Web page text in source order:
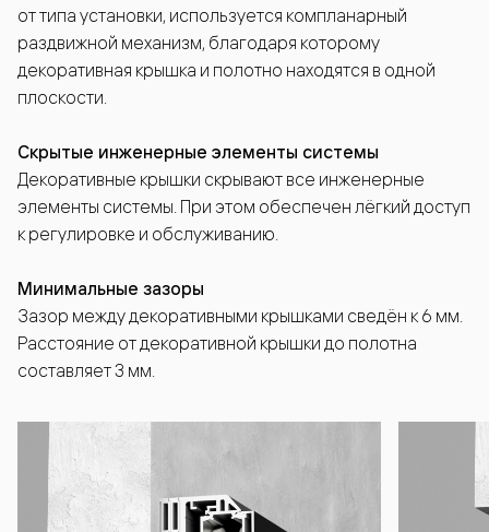
от типа установки, используется компланарный
раздвижной механизм, благодаря которому
декоративная крышка и полотно находятся в одной
плоскости.
Скрытые инженерные элементы системы
Декоративные крышки скрывают все инженерные
элементы системы. При этом обеспечен лёгкий доступ
к регулировке и обслуживанию.
Минимальные зазоры
Зазор между декоративными крышками сведён к 6 мм.
Расстояние от декоративной крышки до полотна
составляет 3 мм.